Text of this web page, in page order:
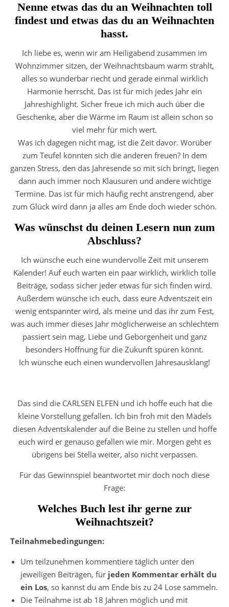
Nenne etwas das du an Weihnachten toll
findest und etwas das du an Weihnachten
hasst.
Ich liebe es, wenn wir am Heiligabend zusammen im
Wohnzimmer sitzen, der Weihnachtsbaum warm strahlt,
alles so wunderbar riecht und gerade einmal wirklich
Harmonie herrscht. Das ist für mich jedes Jahr ein
Jahreshighlight. Sicher freue ich mich auch über die
Geschenke, aber die Wärme im Raum ist allein schon so
viel mehr für mich wert.
Was ich dagegen nicht mag, ist die Zeit davor. Worüber
zum Teufel könnten sich die anderen freuen? In dem
ganzen Stress, den das Jahresende so mit sich bringt, liegen
dann auch immer noch Klausuren und andere wichtige
Termine. Das ist für mich häufig recht anstrengend, aber
zum Glück wird dann ja alles am Ende doch wieder schön.
Was wünschst du deinen Lesern nun zum
Abschluss?
Ich wünsche euch eine wundervolle Zeit mit unserem
Kalender! Auf euch warten ein paar wirklich, wirklich tolle
Beiträge, sodass sicher jeder etwas für sich finden wird.
Außerdem wünsche ich euch, dass eure Adventszeit ein
wenig entspannter wird, als meine und das ihr zum Fest,
was auch immer dieses Jahr möglicherweise an schlechtem
passiert sein mag, Liebe und Geborgenheit und ganz
besonders Hoffnung für die Zukunft spüren könnt.
Ich wünsche euch einen wundervollen Jahresausklang!
Das sind die CARLSEN ELFEN und ich hoffe euch hat die
kleine Vorstellung gefallen. Ich bin froh mit den Mädels
diesen Adventskalender auf die Beine zu stellen und hoffe
euch wird er genauso gefallen wie mir. Morgen geht es
übrigens bei Stella weiter, also nicht verpassen.
Für das Gewinnspiel beantwortet mir doch noch diese
Frage:
Welches Buch lest ihr gerne zur
Weihnachtszeit?
Teilnahmebedingungen:
Um teilzunehmen kommentiere täglich unter den
jeweiligen Beiträgen, für jeden Kommentar erhält du
ein Los, so kannst du am Ende bis zu 24 Lose sammeln.
Die Teilnahme ist ab 18 Jahren möglich und mit